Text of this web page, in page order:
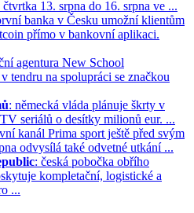
13. srpna do 16. srpna ve ...
banka v Česku umožní klientům
přímo v bankovní aplikaci.
agentura New School
tendru na spolupráci se značkou
: německá vláda plánuje škrty v
seriálů o desítky milionů eur. ...
kanál Prima sport ještě před svým
odvysílá také odvetné utkání ...
: česká pobočka obřího
kompletační, logistické a
...